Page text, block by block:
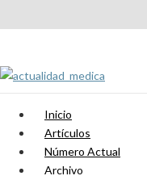
Inicio
Artículos
Número Actual
Archivo